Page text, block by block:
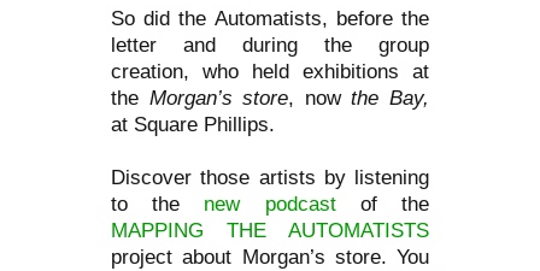
So did the Automatists, before the
letter and during the group
creation, who held exhibitions at
the Morgan’s store, nowthe Bay,
at Square Phillips.
Discover those artists by listening
to the new podcastof the
MAPPING THE AUTOMATISTS
project about Morgan’s store. You